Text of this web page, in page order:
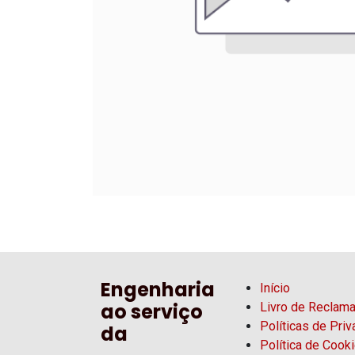
Engenharia
ao serviço
da
Início
Livro de
Políticas de
Política de